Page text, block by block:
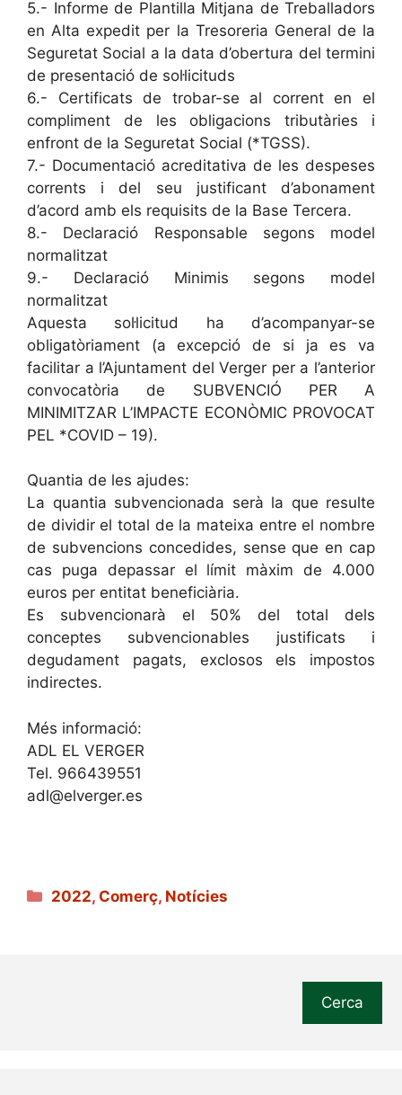
5.- Informe de Plantilla Mitjana de Treballadors
en Alta expedit per la Tresoreria General de la
Seguretat Social a la data d’obertura del termini
de presentació de sol·licituds
6.- Certificats de trobar-se al corrent en el
compliment de les obligacions tributàries i
enfront de la Seguretat Social (*TGSS).
7.- Documentació acreditativa de les despeses
corrents i del seu justificant d’abonament
d’acord amb els requisits de la Base Tercera.
8.- Declaració Responsable segons model
normalitzat
9.- Declaració Minimis segons model
normalitzat
Aquesta sol·licitud ha d’acompanyar-se
obligatòriament (a excepció de si ja es va
facilitar a l’Ajuntament del Verger per a l’anterior
convocatòria de SUBVENCIÓ PER A
MINIMITZAR L’IMPACTE ECONÒMIC PROVOCAT
PEL *COVID – 19).
Quantia de les ajudes:
La quantia subvencionada serà la que resulte
de dividir el total de la mateixa entre el nombre
de subvencions concedides, sense que en cap
cas puga depassar el límit màxim de 4.000
euros per entitat beneficiària.
Es subvencionarà el 50% del total dels
conceptes subvencionables justificats i
degudament pagats, exclosos els impostos
indirectes.
Més informació:
ADL EL VERGER
Tel. 966439551
adl@elverger.es
Categories
2022,Comerç, Notícies
Cerca